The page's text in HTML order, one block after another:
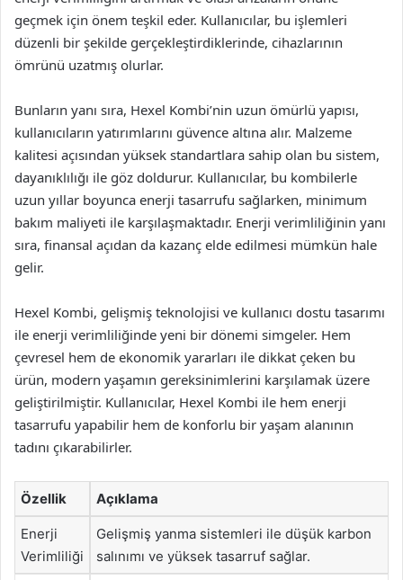
geçmek için önem teşkil eder. Kullanıcılar, bu işlemleri
düzenli bir şekilde gerçekleştirdiklerinde, cihazlarının
ömrünü uzatmış olurlar.
Bunların yanı sıra, Hexel Kombi’nin uzun ömürlü yapısı,
kullanıcıların yatırımlarını güvence altına alır. Malzeme
kalitesi açısından yüksek standartlara sahip olan bu sistem,
dayanıklılığı ile göz doldurur. Kullanıcılar, bu kombilerle
uzun yıllar boyunca enerji tasarrufu sağlarken, minimum
bakım maliyeti ile karşılaşmaktadır. Enerji verimliliğinin yanı
sıra, finansal açıdan da kazanç elde edilmesi mümkün hale
gelir.
Hexel Kombi, gelişmiş teknolojisi ve kullanıcı dostu tasarımı
ile enerji verimliliğinde yeni bir dönemi simgeler. Hem
çevresel hem de ekonomik yararları ile dikkat çeken bu
ürün, modern yaşamın gereksinimlerini karşılamak üzere
geliştirilmiştir. Kullanıcılar, Hexel Kombi ile hem enerji
tasarrufu yapabilir hem de konforlu bir yaşam alanının
tadını çıkarabilirler.
Özellik Açıklama
Enerji
Verimliliği
Gelişmiş yanma sistemleri ile düşük karbon
salınımı ve yüksek tasarruf sağlar.